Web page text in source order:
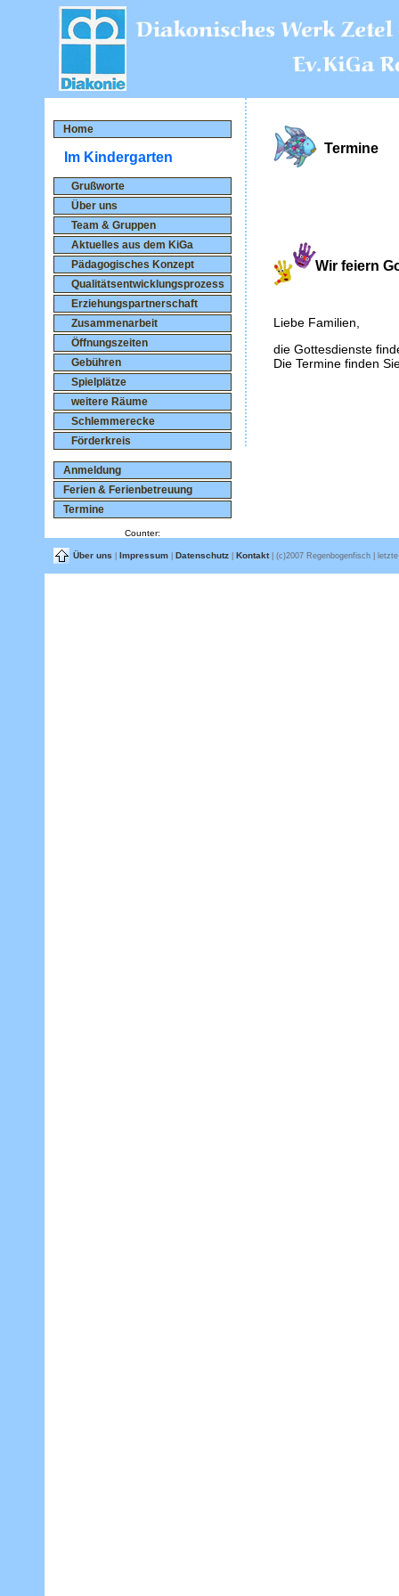
Home
Im Kindergarten
Grußworte
Über uns
Team & Gruppen
Aktuelles aus dem KiGa
Pädagogisches Konzept
Qualitätsentwicklungsprozess
Erziehungspartnerschaft
Zusammenarbeit
Öffnungszeiten
Gebühren
Spielplätze
weitere Räume
Schlemmerecke
Förderkreis
Anmeldung
Ferien & Ferienbetreuung
Termine
Counter:
Termine
Wir feiern
Liebe Familien,
die Gottesdienste
Die Termine finden
Über uns Impressum Datenschutz Kontakt| (c)2007 Regenbogenfisch |